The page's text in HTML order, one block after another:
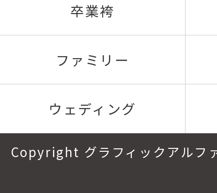
卒業袴
ファミリー
ウェディング
Copyright グラフィックアル